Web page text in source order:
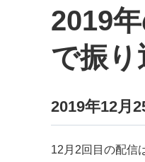
2019
で振り
2019年12月
12月2回目の配信